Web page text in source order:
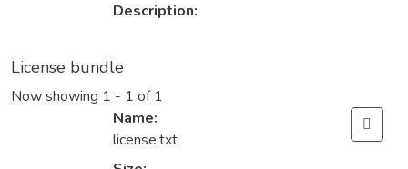
Description:
License bundle
Now showing 1 - 1 of 1
Name:
license.txt